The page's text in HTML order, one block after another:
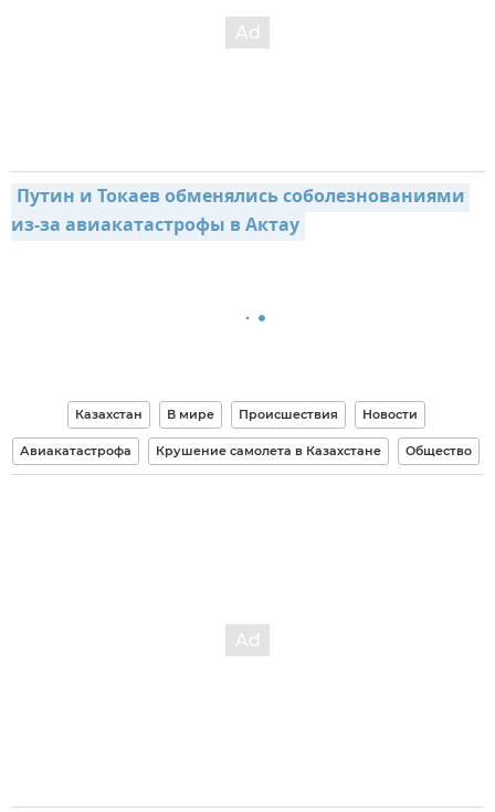
Путин и Токаев обменялись соболезнованиями
из-за авиакатастрофы в Актау
Казахстан В мире Происшествия Новости
Авиакатастрофа Крушение самолета в Казахстане Общество